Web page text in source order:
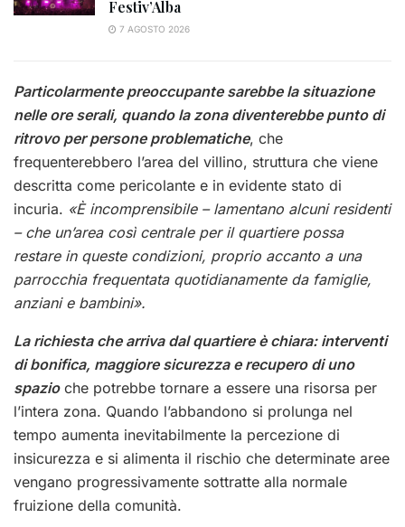
Festiv’Alba
7 AGOSTO 2026
Particolarmente preoccupante sarebbe la situazione
nelle ore serali, quando la zona diventerebbe punto di
ritrovo per persone problematiche, che
frequenterebbero l’area del villino, struttura che viene
descritta come pericolante e in evidente stato di
incuria. «È incomprensibile – lamentano alcuni residenti
– che un’area così centrale per il quartiere possa
restare in queste condizioni, proprio accanto a una
parrocchia frequentata quotidianamente da famiglie,
anziani e bambini».
La richiesta che arriva dal quartiere è chiara: interventi
di bonifica, maggiore sicurezza e recupero di uno
spazioche potrebbe tornare a essere una risorsa per
l’intera zona. Quando l’abbandono si prolunga nel
tempo aumenta inevitabilmente la percezione di
insicurezza e si alimenta il rischio che determinate aree
vengano progressivamente sottratte alla normale
fruizione della comunità.